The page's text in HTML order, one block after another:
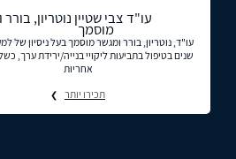
עו"ד צבי שטיין נוטריון,
מוסמך
שנים בטיפול בתביעות ליקויי בנייה/ירידת ערך,
אחריות
תכירו יותר